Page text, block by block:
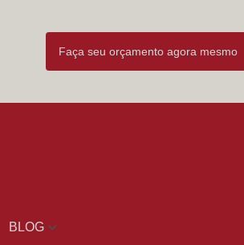
Faça seu orçamento agora mesmo
BLOG